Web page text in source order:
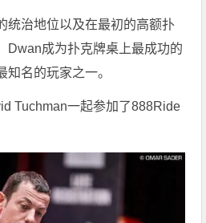
统治地位以及在最初的高额扑
Dwan成为扑克牌桌上最成功的
知名的玩家之一。
Tuchman一起参加了888Ride